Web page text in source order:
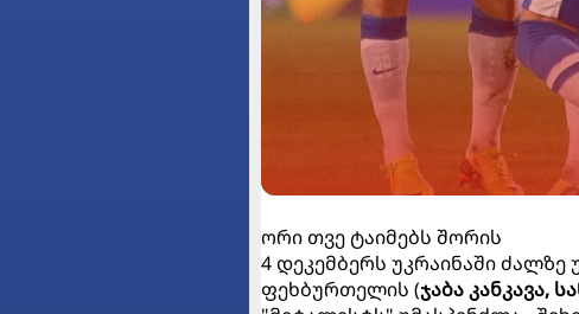
ორი თვე ტაიმებს შორის
4 დეკემბერს უკრაინაში ძალზე
ფეხბურთელის (ჯაბა კანკავა,